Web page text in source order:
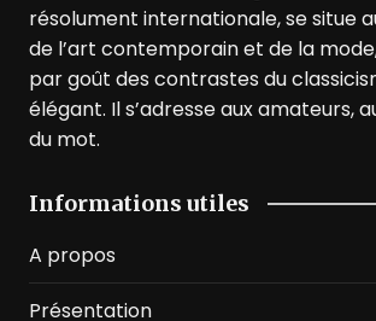
résolument internationale, se situe
de l’art contemporain et de la
par goût des contrastes du
élégant. Il s’adresse aux amateurs,
du mot.
Informations utiles
A propos
Présentation